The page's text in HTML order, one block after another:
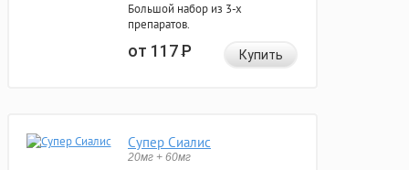
Большой набор из 3-х
препаратов.
от 117Р Купить
Супер Сиалис
20мг + 60мг